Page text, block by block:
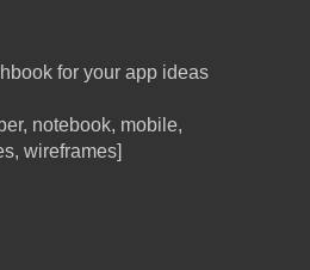
for your app ideas
notebook, mobile,
wireframes]